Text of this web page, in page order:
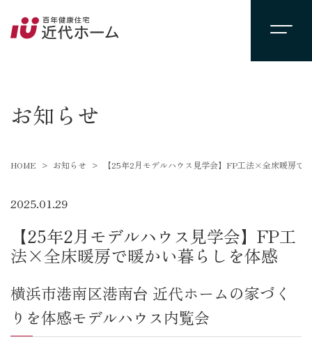
お知らせ
HOME お知らせ 【25年2月モデルハウス見学会】FP工法×全床暖房で
2025.01.29
【25年2月モデルハウス見学会】FP工
法×全床暖房で暖かい暮らしを体感
横浜市港南区港南台 近代ホームの家づく
りを体感モデルハウス内覧会